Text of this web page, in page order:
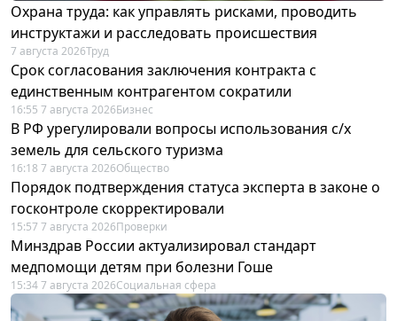
Охрана труда: как управлять рисками, проводить
инструктажи и расследовать происшествия
7 августа 2026Труд
Срок согласования заключения контракта с
единственным контрагентом сократили
16:55 7 августа 2026Бизнес
В РФ урегулировали вопросы использования с/х
земель для сельского туризма
16:18 7 августа 2026Общество
Порядок подтверждения статуса эксперта в законе о
госконтроле скорректировали
15:57 7 августа 2026Проверки
Минздрав России актуализировал стандарт
медпомощи детям при болезни Гоше
15:34 7 августа 2026Социальная сфера